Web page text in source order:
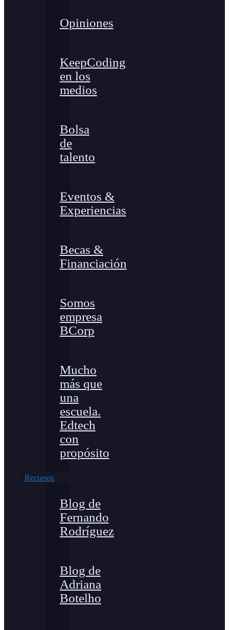
Opiniones
KeepCoding
en los
medios
Bolsa
de
talento
Eventos &
Experiencias
Becas &
Financiación
Somos
empresa
BCorp
Mucho
más que
una
escuela.
Edtech
con
propósito
Recursos
Blog de
Fernando
Rodríguez
Blog de
Adriana
Botelho